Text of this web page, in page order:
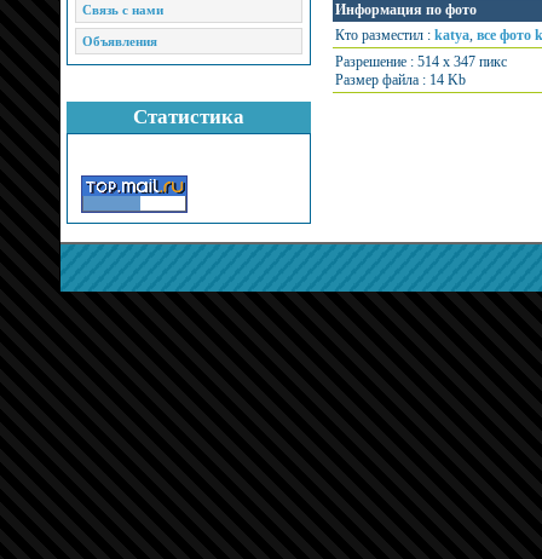
Связь с нами
Объявления
Статистика
Информация по фото
Кто разместил : katya, все фото
Разрешение : 514 x 347 пикс
Размер файла : 14 Kb